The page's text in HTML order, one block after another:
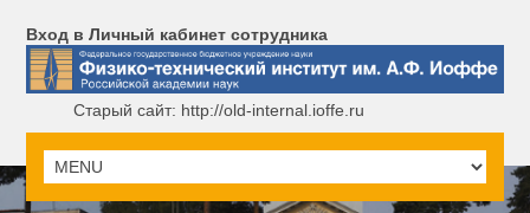
Вход в Личный кабинет сотрудника
Старый сайт: http://old-internal.ioffe.ru